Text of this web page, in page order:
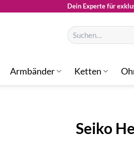
Dein Experte für
Suchen
nach:
Armbänder Ketten
Seiko